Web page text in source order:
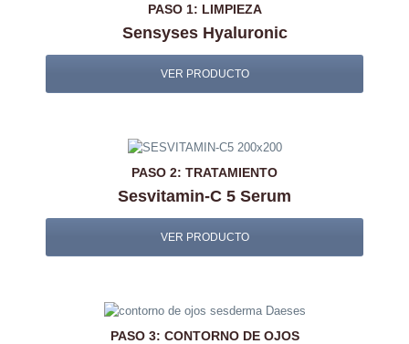
PASO 1: LIMPIEZA
Sensyses Hyaluronic
VER PRODUCTO
PASO 2: TRATAMIENTO
Sesvitamin-C 5 Serum
VER PRODUCTO
PASO 3: CONTORNO DE OJOS